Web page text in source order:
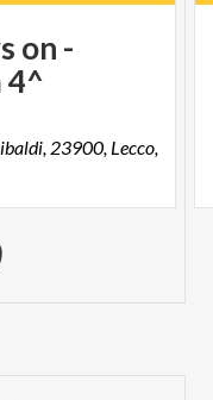
on -
4^
23900, Lecco,